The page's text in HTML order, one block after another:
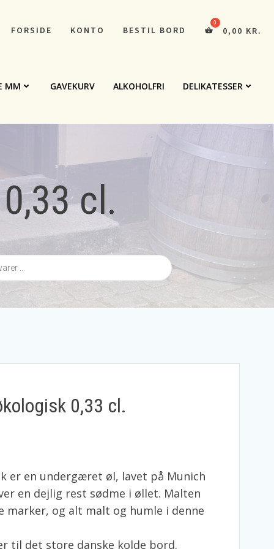
FORSIDE KONTO BESTIL BORD 0,00 KR.
MM GAVEKURV ALKOHOLFRI DELIKATESSER
cl.
0,33 cl.
er en undergæret øl, lavet på Munich
en dejlig rest sødme i øllet. Malten
marker, og alt malt og humle i denne
til det store danske kolde bord.